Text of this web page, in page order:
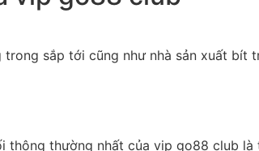
sắp tới cũng như nhà sản xuất bít
thường nhất của vip go88 club